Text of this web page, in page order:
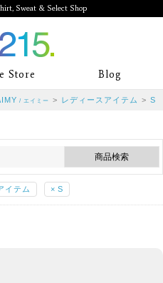
Sweat & Select Shop
Original T-Shirt,
mi-215. Tシャ
門通販
Store Blog
/ エイミー > レディースアイテム > S
イテム × S